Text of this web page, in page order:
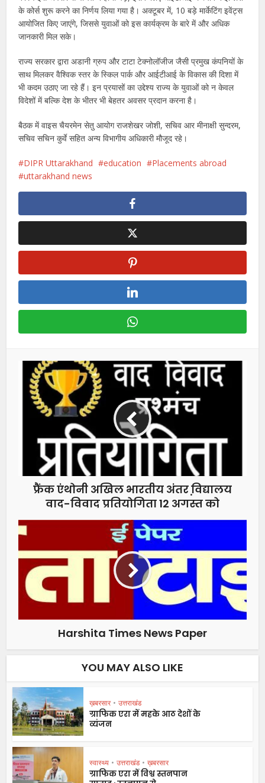
के कोर्स शुरू करने का निर्णय लिया गया है। अक्टूबर में, 10 बड़े मार्केटिंग इवेंट्स
आयोजित किए जाएंगे, जिससे युवाओं को इस कार्यक्रम के बारे में और अधिक
जानकारी मिल सके।
राज्य सरकार द्वारा अडानी ग्रुप और टाटा टेक्नोलॉजीज जैसी प्रमुख कंपनियों के
साथ मिलकर वैश्विक स्तर के स्किल पार्क और आईटीआई के विकास की दिशा में
भी कदम उठाए जा रहे हैं। इन प्रयासों का उद्देश्य राज्य के युवाओं को न केवल
विदेशों में बल्कि देश के भीतर भी बेहतर अवसर प्रदान करना है।
बैठक में वाइस चैयरमेन सेतु आयोग राजशेखर जोशी, सचिव आर मीनाक्षी सुन्दरम,
सचिव सचिन कुर्वे सहित अन्य विभागीय अधिकारी मौजूद रहे।
DIPR Uttarakhand education
Placements abroad
uttarakhand news
फ्रैंक एंथोनी अखिल भारतीय अंतर वि़द्यालय
वाद-विवाद प्रतियोगिता 12 अगस्त को
Harshita Times News Paper
YOU MAY ALSO LIKE
ख़बरसार • उत्तराखंड
ग्राफिक एरा में महके आठ देशों के
व्यंजन
स्वास्थ्य • उत्तराखंड • ख़बरसार
ग्राफिक एरा में विश्व स्तनपान